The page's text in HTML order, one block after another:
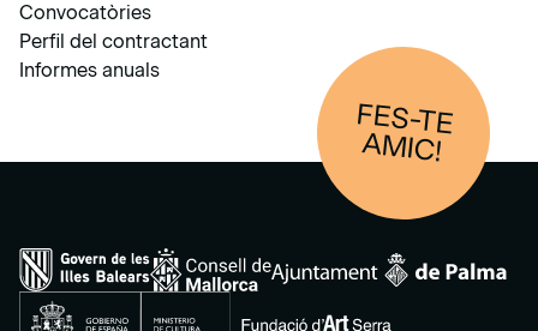
Convocatòries
Perfil del contractant
Informes anuals
FES-TE
AM
IC!